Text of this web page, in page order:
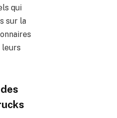
qui
sur la
leurs